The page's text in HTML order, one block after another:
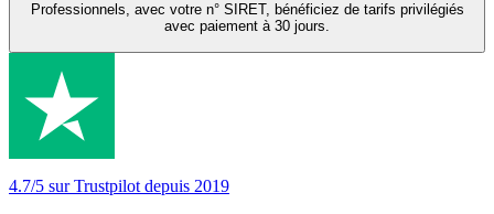
Professionnels, avec votre n° SIRET, bénéficiez de tarifs privilégiés
avec paiement à 30 jours.
4.7/5 sur Trustpilot depuis 2019